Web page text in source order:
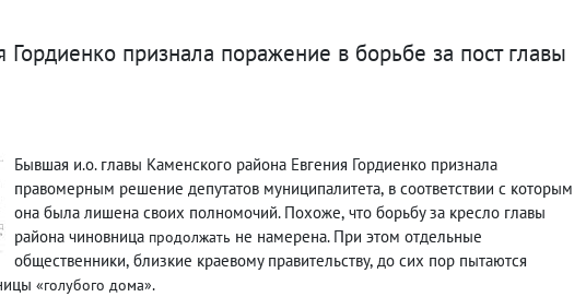
Гордиенко признала поражение в борьбе за пост главы
Бывшая и.о. главы Каменского района Евгения Гордиенко признала
правомерным решение депутатов муниципалитета, в соответствии с которым
она была лишена своих полномочий. Похоже, что борьбу за кресло главы
района чиновница продолжать не намерена. При этом отдельные
общественники, близкие краевому правительству, до сих пор пытаются
«голубого дома».